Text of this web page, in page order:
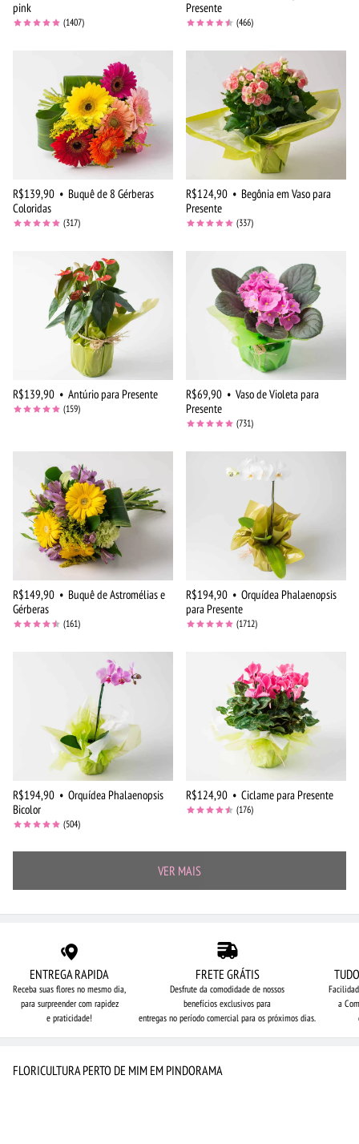
pink
(1407)
Presente
(466)
R$139,90 • Buquê de 8 Gérberas
Coloridas
(317)
R$124,90 • Begônia em Vaso para
Presente
(337)
R$139,90 • Antúrio para Presente
(159)
R$69,90 • Vaso de Violeta para
Presente
(731)
R$149,90 • Buquê de Astromélias e
Gérberas
(161)
R$194,90 • Orquídea Phalaenopsis
para Presente
(1712)
R$194,90 • Orquídea Phalaenopsis
Bicolor
(504)
R$124,90 • Ciclame para Presente
(176)
VER MAIS
ENTREGA RAPIDA
Receba suas flores no mesmo dia,
para surpreender com rapidez
e praticidade!
FRETE GRÁTIS
Desfrute da comodidade de nossos
benefícios exclusivos para
entregas no período comercial para os próximos dias.
a
FLORICULTURA PERTO DE MIM EM PINDORAMA